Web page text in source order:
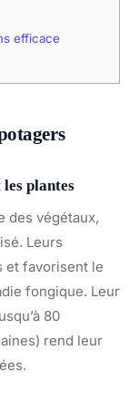
efficace
plantes
des végétaux,
Leurs
et favorisent le
fongique. Leur
80
rend leur